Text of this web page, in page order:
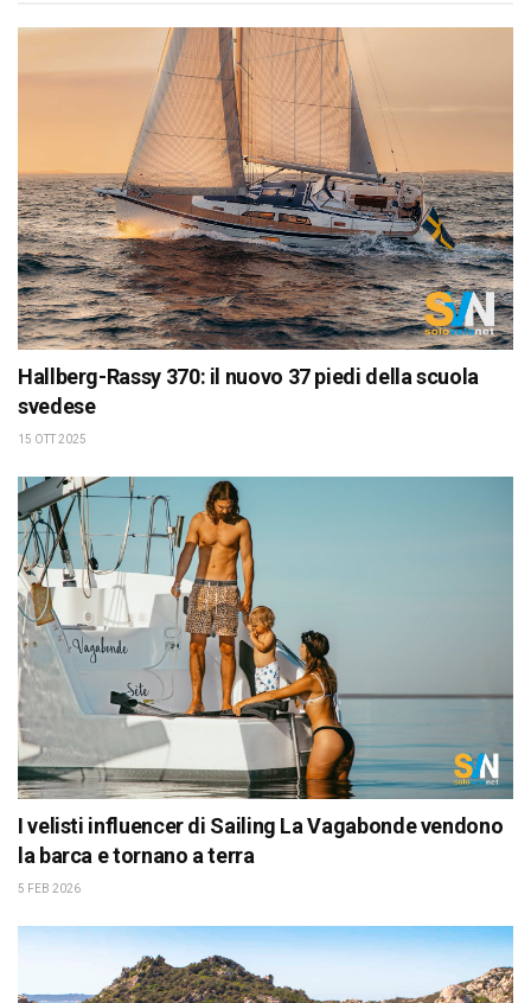
Hallberg-Rassy 370: il nuovo 37 piedi della scuola
svedese
15 OTT 2025
I velisti influencer di Sailing La Vagabonde vendono
la barca e tornano a terra
5 FEB 2026